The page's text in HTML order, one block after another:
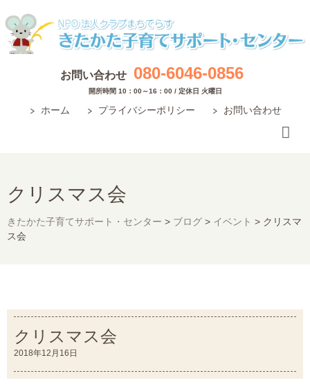
お問い合わせ 080-6046-0856
開所時間 10：00～16：00 / 定休日 火曜日
ホーム プライバシーポリシー お問い合わせ
クリスマス会
きたかた子育てサポート・センター > ブログ > イベント > クリスマ
ス会
クリスマス会
2018年12月16日